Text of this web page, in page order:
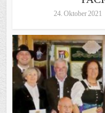
24. Oktober 2021